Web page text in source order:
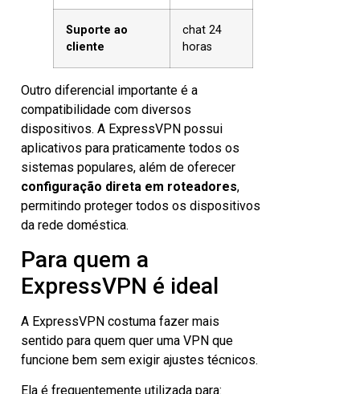
Suporte ao
cliente
chat 24
horas
Outro diferencial importante é a
compatibilidade com diversos
dispositivos. A ExpressVPN possui
aplicativos para praticamente todos os
sistemas populares, além de oferecer
configuração direta em roteadores,
permitindo proteger todos os dispositivos
da rede doméstica.
Para quem a
ExpressVPN é ideal
A ExpressVPN costuma fazer mais
sentido para quem quer uma VPN que
funcione bem sem exigir ajustes técnicos.
Ela é frequentemente utilizada para: